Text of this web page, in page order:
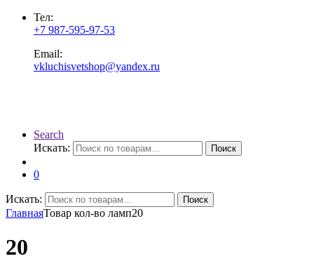
Тел:
+7 987-595-97-53
Email:
vkluchisvetshop@yandex.ru
Search
Искать:
Поиск
0
Искать: Поиск
ГлавнаяТовар кол-во ламп20
20